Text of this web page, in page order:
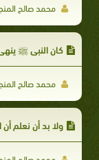
محمد صالح
كان النبي ﷺ
محمد صالح
ولا بد أن نعلم